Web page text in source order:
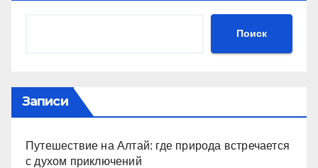
Поиск
Записи
Путешествие на Алтай: где природа встречается
с духом приключений